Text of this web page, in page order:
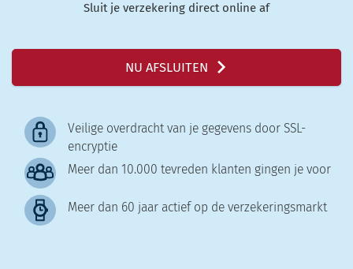
Sluit je verzekering direct online af
Veilige overdracht van je gegevens door SSL-
encryptie
Meer dan 10.000 tevreden klanten gingen je voor
Meer dan 60 jaar actief op de verzekeringsmarkt
NU AFSLUITEN